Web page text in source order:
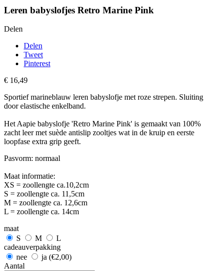
Leren babyslofjes Retro Marine Pink
Delen
Delen
Tweet
Pinterest
€ 16,49
Sportief marineblauw leren babyslofje met roze strepen. Sluiting
door elastische enkelband.
Het Aapie babyslofje 'Retro Marine Pink' is gemaakt van 100%
zacht leer met suède antislip zooltjes wat in de kruip en eerste
loopfase extra grip geeft.
Pasvorm: normaal
Maat informatie:
XS = zoollengte ca.10,2cm
S = zoollengte ca. 11,5cm
M = zoollengte ca. 12,6cm
L = zoollengte ca. 14cm
maat
S
M
L
cadeauverpakking
nee
ja (€2,00)
Aantal